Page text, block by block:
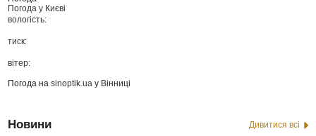
Погода у Києві
вологість:
тиск:
вітер:
Погода наsinoptik.ua у Вінниці
Новини Дивитися всі